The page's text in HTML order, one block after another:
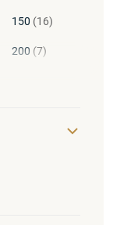
150 (16)
200 (7)